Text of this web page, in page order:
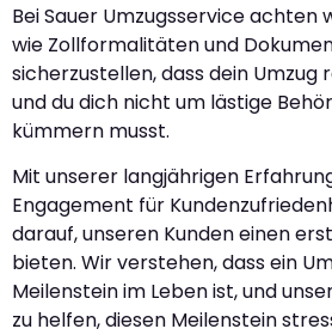
Bei Sauer Umzugsservice achten
wie Zollformalitäten und
sicherzustellen, dass dein Umzug
und du dich nicht um lästige
kümmern musst.
Mit unserer langjährigen
Engagement für
darauf, unseren Kunden einen
bieten. Wir verstehen, dass ein
Meilenstein im Leben ist, und
zu helfen, diesen Meilenstein